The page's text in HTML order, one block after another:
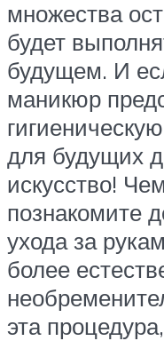
множества
будет
будущем. И
маникюр
для будущих
искусство!
познакомите
ухода за
более
эта